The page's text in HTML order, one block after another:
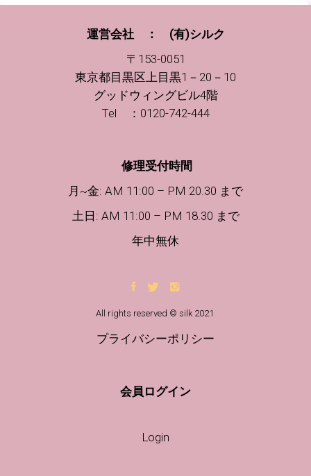
運営会社 ： (有)シルク
〒153-0051
東京都目黒区上目黒1－20－10
グッドウィングビル4階
Tel ：0120-742-444
修理受付時間
月~金: AM 11:00 – PM 20.30 まで
土日 : AM 11:00 – PM 18.30 まで
年中無休
All rights reserved © silk 2021
プライバシーポリシー
会員ログイン
Login